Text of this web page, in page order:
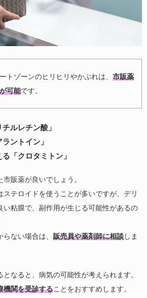
トゾーンのヒリヒリやかぶれは、 市販薬
可能です。
ルレチン酸」
ントイン」
「クロタミトン」
販薬が良いでしょう。
テロイドを使うことが多いですが、デリ
い粘膜で、副作用が生じる可能性があるの
ない場合は、 販売員や薬剤師に相談しま
なると、病気の可能性が考えられます。
機関を受診することをおすすめします。